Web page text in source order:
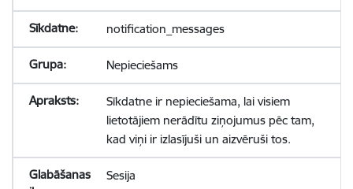
notification_messages
Nepieciešams
Sīkdatne ir nepieciešama, lai visiem
lietotājiem nerādītu ziņojumus pēc tam,
kad viņi ir izlasījuši un aizvēruši tos.
Sesija